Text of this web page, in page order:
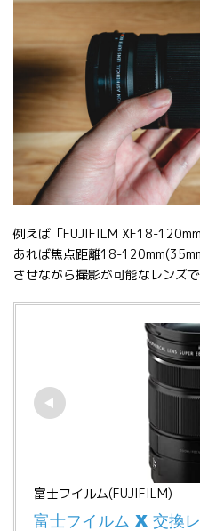
例えば「FUJIFILM XF18-
あれば焦点距離18-
させながら撮影が可能なレンズで
富士フイルム(FUJIFILM)
富士フイルム X 交換